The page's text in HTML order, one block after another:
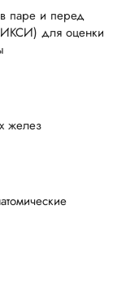
паре и перед
для оценки
желез